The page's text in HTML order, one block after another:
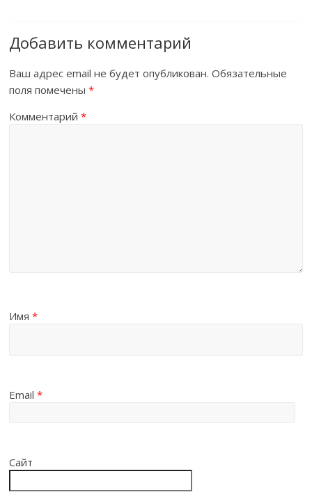
Добавить комментарий
Ваш адрес email не будет опубликован. Обязательные
поля помечены*
Комментарий*
Имя*
Email*
Сайт